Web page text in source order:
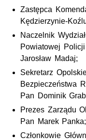
Zastępca
Kędzierzynie-
Naczelnik
Powiatowej
Jarosław Madaj;
Sekretarz
Bezpieczeństwa
Pan Dominik
Prezes Zarządu
Pan Marek Panka;
Członkowie